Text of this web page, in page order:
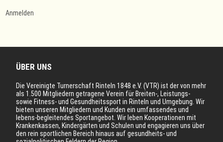
Anmelden
ÜBER UNS
Die Vereinigte Turnerschaft Rinteln 1848 e.V. (VTR) ist der von mehr
als 1.500 Mitgliedern getragene Verein für Breiten-, Leistungs-
sowie Fitness- und Gesundheitssport in Rinteln und Umgebung. Wir
bieten unseren Mitgliedern und Kunden ein umfassendes und
lebens-begleitendes Sportangebot. Wir leben Kooperationen mit
Krankenkassen, Kindergärten und Schulen und engagieren uns über
den rein sportlichen Bereich hinaus auf gesundheits- und